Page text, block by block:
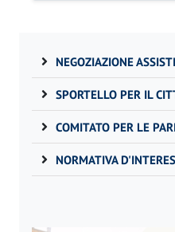
NEGOZIAZIONE
SPORTELLO PER IL
COMITATO PER LE
NORMATIVA